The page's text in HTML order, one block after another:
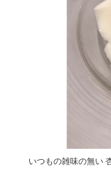
いつもの雑味の無い